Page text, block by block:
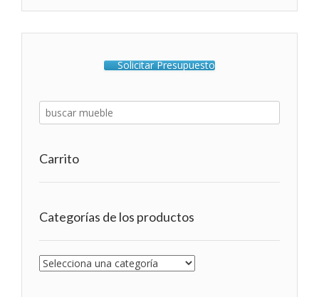
Solicitar Presupuesto
Carrito
Categorías de los productos